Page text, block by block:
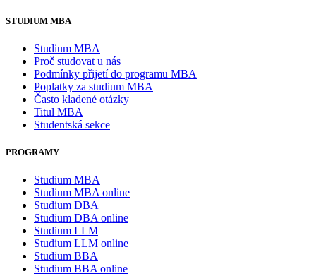
STUDIUM MBA
Studium MBA
Proč studovat u nás
Podmínky přijetí do programu MBA
Poplatky za studium MBA
Často kladené otázky
Titul MBA
Studentská sekce
PROGRAMY
Studium MBA
Studium MBA online
Studium DBA
Studium DBA online
Studium LLM
Studium LLM online
Studium BBA
Studium BBA online